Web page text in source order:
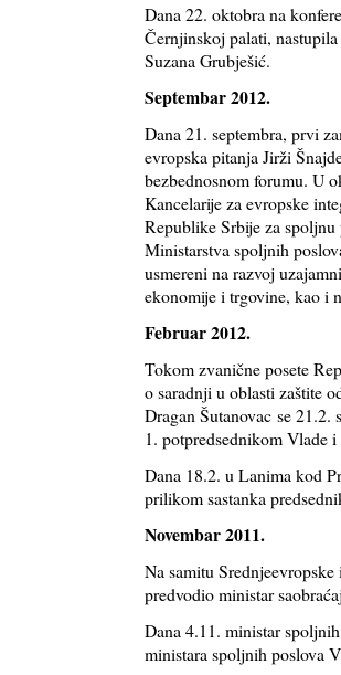
Dana 22. oktobra na
Černjinskoj palati,
Suzana Grubješić.
Septembar 2012.
Dana 21. septembra, prvi
evropska pitanja Jirži
bezbednosnom forumu. U
Kancelarije za evropske
Republike Srbije za
Ministarstva spoljnih
usmereni na razvoj
ekonomije i trgovine, kao i
Februar 2012.
Tokom zvanične posete
o saradnji u oblasti zaštite
Dragan Šutanovac se 21.2.
1. potpredsednikom Vlade
Dana 18.2. u Lanima kod
prilikom sastanka
Novembar 2011.
Na samitu
predvodio ministar
Dana 4.11. ministar
ministara spoljnih poslova